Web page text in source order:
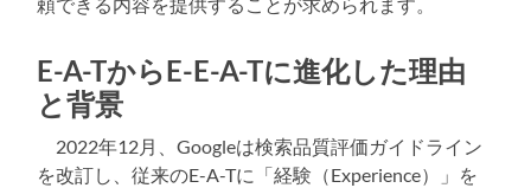
頼できる内容を提供することが求められます。
E-A-TからE-E-A-Tに進化した理由
と背景
2022年12月、Googleは検索品質評価ガイドライン
を改訂し、従来のE-A-Tに「経験（Experience）」を